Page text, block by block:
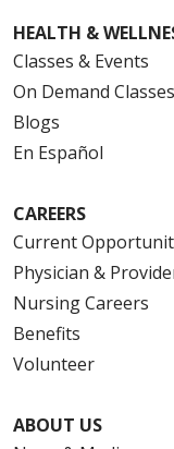
HEALTH &
Classes & Events
On Demand Classes
Blogs
En Español
CAREERS
Current
Physician &
Nursing Careers
Benefits
Volunteer
ABOUT US